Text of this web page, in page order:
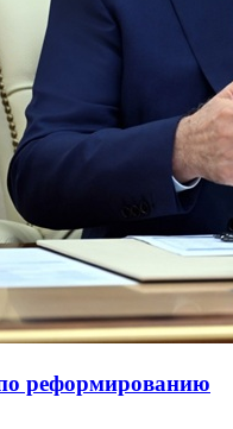
реформированию